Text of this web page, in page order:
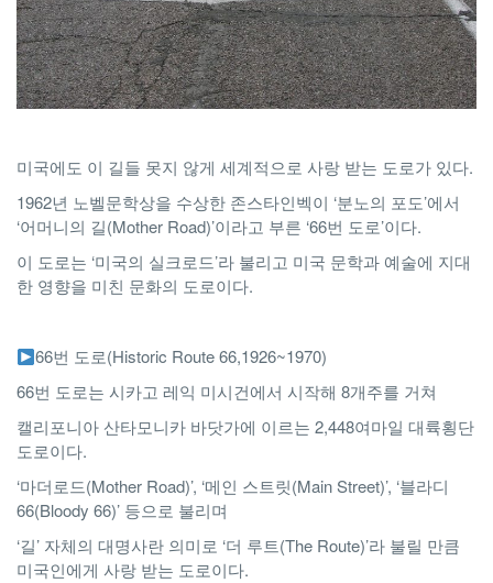
미국에도 이 길들 못지 않게 세계적으로 사랑 받는 도로가 있다.
1962년 노벨문학상을 수상한 존스타인벡이 ‘분노의 포도’에서
‘어머니의 길(Mother Road)’이라고 부른 ‘66번 도로’이다.
이 도로는 ‘미국의 실크로드’라 불리고 미국 문학과 예술에 지대
한 영향을 미친 문화의 도로이다.
66번 도로(Historic Route 66,1926~1970)
66번 도로는 시카고 레익 미시건에서 시작해 8개주를 거쳐
캘리포니아 산타모니카 바닷가에 이르는 2,448여마일 대륙횡단
도로이다.
‘마더로드(Mother Road)’, ‘메인 스트릿(Main Street)’, ‘블라디
66(Bloody 66)’ 등으로 불리며
‘길’ 자체의 대명사란 의미로 ‘더 루트(The Route)’라 불릴 만큼
미국인에게 사랑 받는 도로이다.